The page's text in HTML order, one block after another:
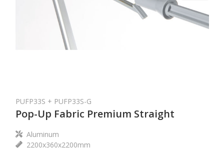
PUFP33S + PUFP33S-G
Pop-Up Fabric Premium Straight
Aluminum
2200x360x2200mm